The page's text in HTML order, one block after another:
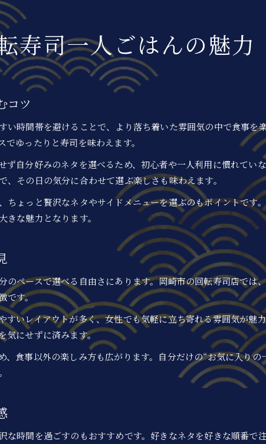
寿司一人ごはんの魅力
コツ
い時間帯を避けることで、より落ち着いた雰囲気の中で食事を
ゆったりと寿司を味わえます。
ず自分好みのネタを選べるため、初心者や一人利用に慣れてい
その日の気分に合わせて選ぶ楽しさも味わえます。
ょっと贅沢なネタやサイドメニューを選ぶのもポイントです
な魅力となります。
のペースで選べる自由さにあります。岡崎市の回転寿司店では
です。
いレイアウトが多く、女性でも気軽に立ち寄れる雰囲気が魅
気にせずに済みます。
食事以外の楽しみ方も広がります。自分だけの“お気に入り
時間を過ごすのもおすすめです。好きなネタを好きな順番で
お問い合わせはこちら
お問い合わせはこちら